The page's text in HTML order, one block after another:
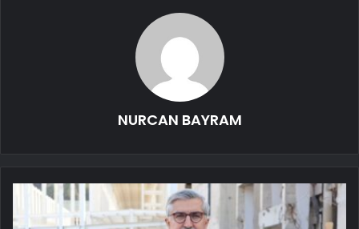
NURCAN BAYRAM